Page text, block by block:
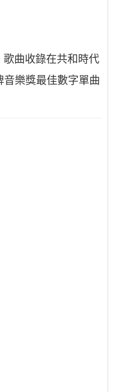
歌曲收錄在共和時代
樂獎最佳數字單曲